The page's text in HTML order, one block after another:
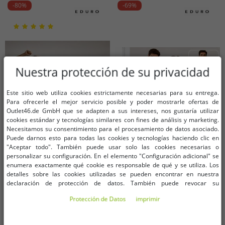
rojo/negro o negro
color rojo y negro
-80%
Tallas disponibles
vea la descripción)
-69%
Tallas disponibles
vea la descripción)
Nuestra protección de su privacidad
Este sitio web utiliza cookies estrictamente necesarias para su entrega.
Para ofrecerle el mejor servicio posible y poder mostrarle ofertas de
Outlet46.de GmbH que se adapten a sus intereses, nos gustaría utilizar
cookies estándar y tecnologías similares con fines de análisis y marketing.
Necesitamos su consentimiento para el procesamiento de datos asociado.
Puede darnos esto para todas las cookies y tecnologías haciendo clic en
"Aceptar todo". También puede usar solo las cookies necesarias o
personalizar su configuración. En el elemento "Configuración adicional" se
enumera exactamente qué cookie es responsable de qué y se utiliza. Los
detalles sobre las cookies utilizadas se pueden encontrar en nuestra
declaración de protección de datos. También puede revocar su
encontrar en la impresión.Protección de Datos imprimir